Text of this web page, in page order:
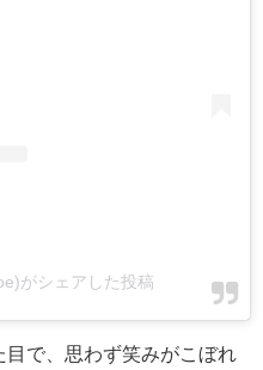
がシェアした投稿
で、思わず笑みがこぼれ